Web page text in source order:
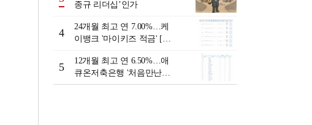
종규 리더십’인가
4
24개월 최고 연 7.00%…케
이뱅크 '마이키즈 적금' [이
주]
5
12개월 최고 연 6.50%…애
큐온저축은행 '처음만난적
금'[이주의 저축은행 적금금